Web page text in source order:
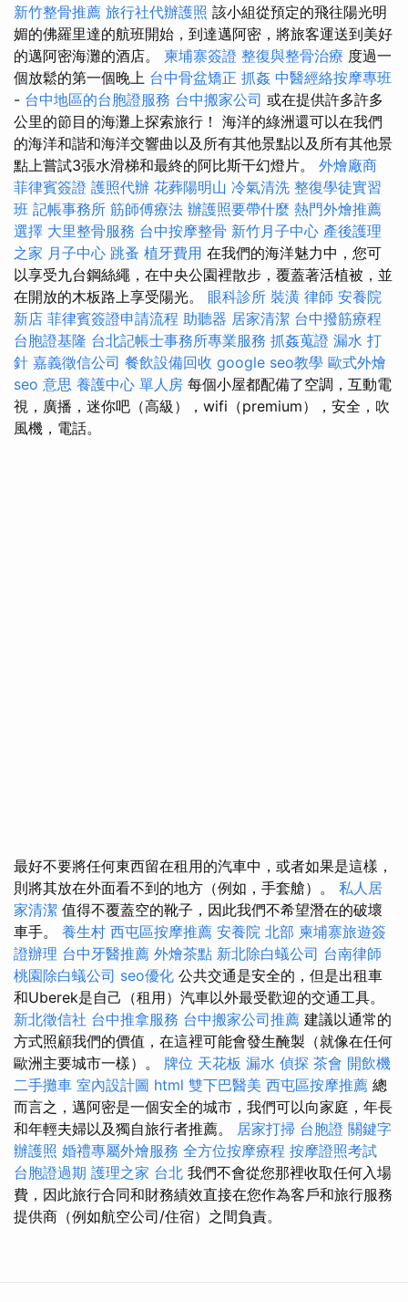
新竹整骨推薦 旅行社代辦護照 該小組從預定的飛往陽光明
媚的佛羅里達的航班開始，到達邁阿密，將旅客運送到美好
的邁阿密海灘的酒店。 柬埔寨簽證 整復與整骨治療 度過一
個放鬆的第一個晚上 台中骨盆矯正 抓姦 中醫經絡按摩專班
- 台中地區的台胞證服務 台中搬家公司 或在提供許多許多
公里的節目的海灘上探索旅行！ 海洋的綠洲還可以在我們
的海洋和諧和海洋交響曲以及所有其他景點以及所有其他景
點上嘗試3張水滑梯和最終的阿比斯干幻燈片。 外燴廠商
菲律賓簽證 護照代辦 花葬陽明山 冷氣清洗 整復學徒實習
班 記帳事務所 筋師傅療法 辦護照要帶什麼 熱門外燴推薦
選擇 大里整骨服務 台中按摩整骨 新竹月子中心 產後護理
之家 月子中心 跳蚤 植牙費用 在我們的海洋魅力中，您可
以享受九台鋼絲繩，在中央公園裡散步，覆蓋著活植被，並
在開放的木板路上享受陽光。 眼科診所 裝潢 律師 安養院
新店 菲律賓簽證申請流程 助聽器 居家清潔 台中撥筋療程
台胞證基隆 台北記帳士事務所專業服務 抓姦蒐證 漏水 打
針 嘉義徵信公司 餐飲設備回收 google seo教學 歐式外燴
seo 意思 養護中心 單人房 每個小屋都配備了空調，互動電
視，廣播，迷你吧（高級），wifi（premium），安全，吹
風機，電話。
最好不要將任何東西留在租用的汽車中，或者如果是這樣，
則將其放在外面看不到的地方（例如，手套艙）。 私人居
家清潔 值得不覆蓋空的靴子，因此我們不希望潛在的破壞
車手。 養生村 西屯區按摩推薦 安養院 北部 柬埔寨旅遊簽
證辦理 台中牙醫推薦 外燴茶點 新北除白蟻公司 台南律師
桃園除白蟻公司 seo優化 公共交通是安全的，但是出租車
和Uberek是自己（租用）汽車以外最受歡迎的交通工具。
新北徵信社 台中推拿服務 台中搬家公司推薦 建議以通常的
方式照顧我們的價值，在這裡可能會發生醃製（就像在任何
歐洲主要城市一樣）。 牌位 天花板 漏水 偵探 茶會 開飲機
二手攤車 室內設計圖 html 雙下巴醫美 西屯區按摩推薦 總
而言之，邁阿密是一個安全的城市，我們可以向家庭，年長
和年輕夫婦以及獨自旅行者推薦。 居家打掃 台胞證 關鍵字
辦護照 婚禮專屬外燴服務 全方位按摩療程 按摩證照考試
台胞證過期 護理之家 台北 我們不會從您那裡收取任何入場
費，因此旅行合同和財務績效直接在您作為客戶和旅行服務
提供商（例如航空公司/住宿）之間負責。